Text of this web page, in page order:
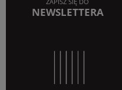
NEWSLETTERA